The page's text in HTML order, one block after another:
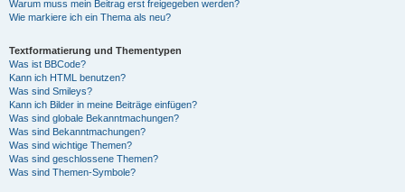
Warum muss mein Beitrag erst freigegeben werden?
Wie markiere ich ein Thema als neu?
Textformatierung und Thementypen
Was ist BBCode?
Kann ich HTML benutzen?
Was sind Smileys?
Kann ich Bilder in meine Beiträge einfügen?
Was sind globale Bekanntmachungen?
Was sind Bekanntmachungen?
Was sind wichtige Themen?
Was sind geschlossene Themen?
Was sind Themen-Symbole?